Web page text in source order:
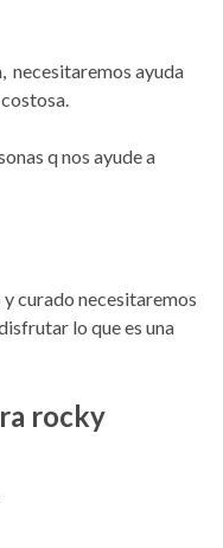
necesitaremos ayuda
q nos ayude a
curado necesitaremos
lo que es una
rocky